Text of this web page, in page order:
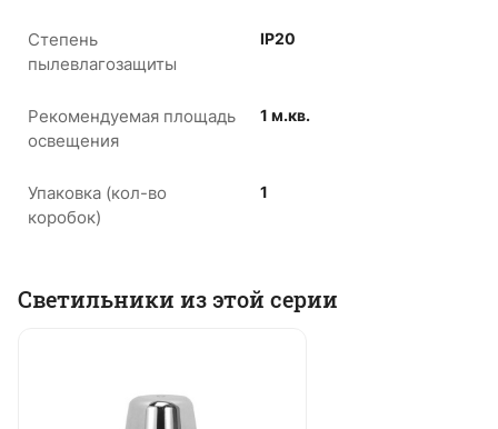
Степень
пылевлагозащиты
IP20
Рекомендуемая площадь
освещения
1 м.кв.
Упаковка (кол-во
коробок)
1
Светильники из этой серии